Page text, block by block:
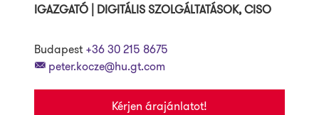
IGAZGATÓ | DIGITÁLIS SZOLGÁLTATÁSOK, CISO
Budapest +36 30 215 8675
peter.kocze@hu.gt.com
Kérjen árajánlatot!